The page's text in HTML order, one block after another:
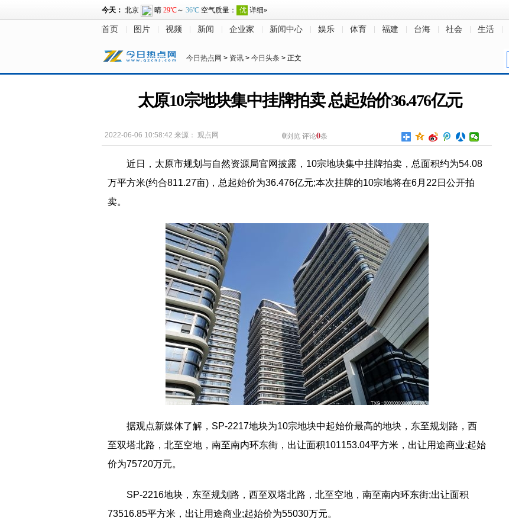
首页 图片 视频 新闻 企业家 新闻中心 娱乐 体育 福建 台海 社会 生活
今日热点网 > 资讯 > 今日头条 > 正文
太原10宗地块集中挂牌拍卖 总起始价36.476亿元
2022-06-06 10:58:42 来源： 观点网 0浏览 评论0条
近日，太原市规划与自然资源局官网披露，10宗地块集中挂牌拍卖，总面积约为54.08
万平方米(约合811.27亩)，总起始价为36.476亿元;本次挂牌的10宗地将在6月22日公开拍
卖。
据观点新媒体了解，SP-2217地块为10宗地块中起始价最高的地块，东至规划路，西
至双塔北路，北至空地，南至南内环东街，出让面积101153.04平方米，出让用途商业;起始
价为75720万元。
SP-2216地块，东至规划路，西至双塔北路，北至空地，南至南内环东街;出让面积
73516.85平方米，出让用途商业;起始价为55030万元。